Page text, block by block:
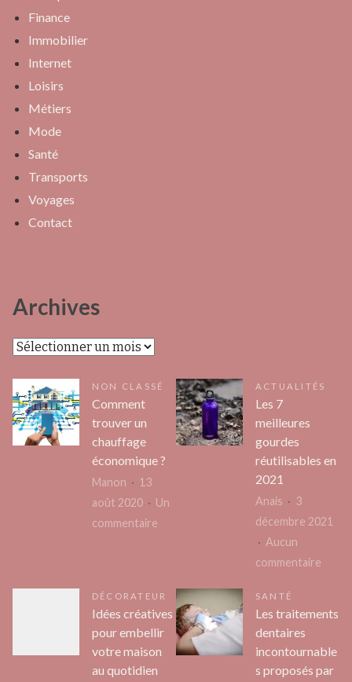
Finance
Immobilier
Internet
Loisirs
Métiers
Mode
Santé
Transports
Voyages
Contact
Archives
Archives
NON CLASSÉ
Comment
trouver un
chauffage
économique ?
Manon
13
août 2020
Un
commentaire
chauffage
économique
ACTUALITÉS
Les 7
meilleures
gourdes
réutilisables en
2021
Anais
3
décembre 2021
Aucun
commentaire
DÉCORATEUR
Idées créatives
pour embellir
votre maison
au quotidien
SANTÉ
Les traitements
dentaires
incontournable
s proposés par